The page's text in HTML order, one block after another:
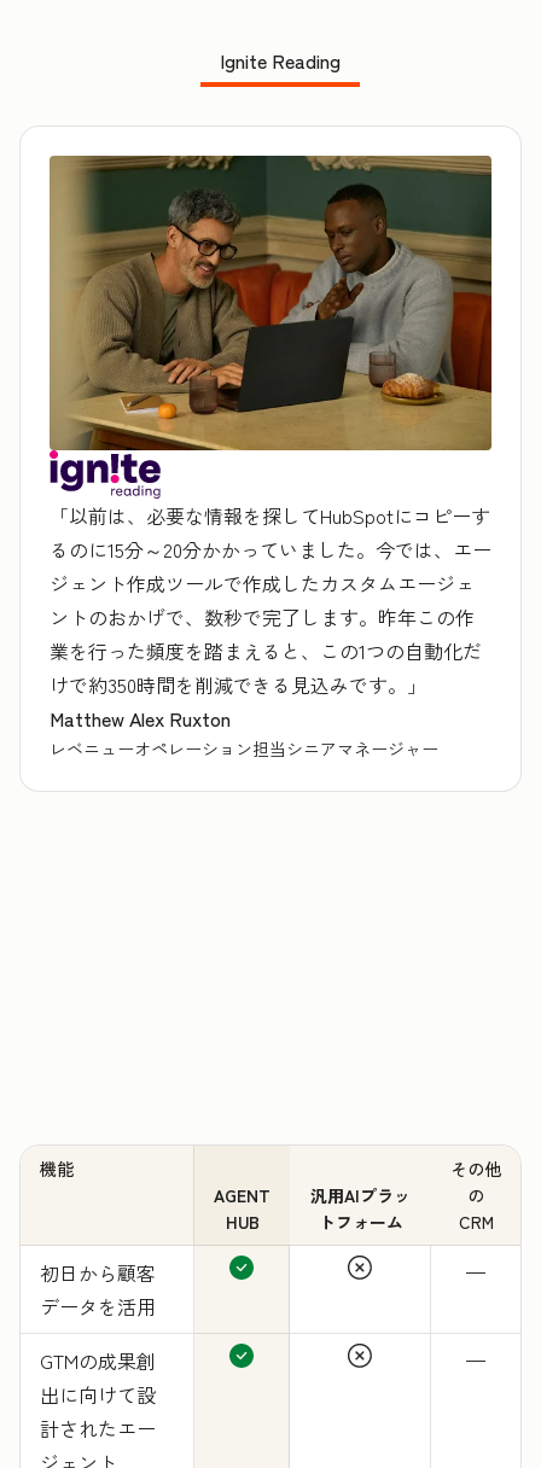
Ignite Reading
「以前は、必要な情報を探してHubSpotにコピーす
るのに15分～20分かかっていました。今では、エー
ジェント作成ツールで作成したカスタムエージェ
ントのおかげで、数秒で完了します。昨年この作
業を行った頻度を踏まえると、この1つの自動化だ
けで約350時間を削減できる見込みです。」
Matthew Alex Ruxton
レベニューオペレーション担当シニアマネージャー
機能
AGENT
HUB
汎用AIプラッ
トフォーム
その他
の
CRM
初日から顧客
データを活用
—
GTMの成果創
出に向けて設
計されたエー
ジェント
—